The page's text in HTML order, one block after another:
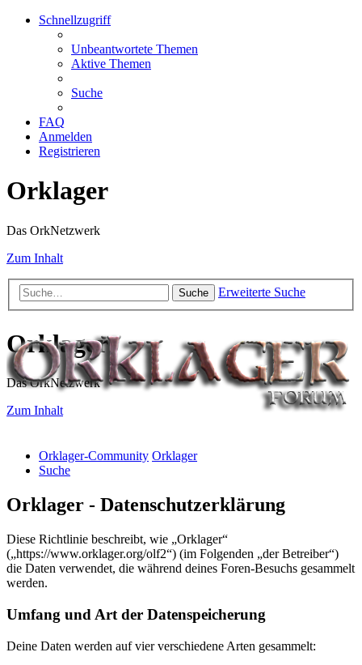
Schnellzugriff
Unbeantwortete Themen
Aktive Themen
Suche
FAQ
Anmelden
Registrieren
Orklager
Das OrkNetzwerk
Zum Inhalt
Suche Erweiterte Suche
Orklager
Das OrkNetzwerk
Zum Inhalt
Orklager-Community Orklager
Suche
Orklager - Datenschutzerklärung
Diese Richtlinie beschreibt, wie „Orklager“
(„https://www.orklager.org/olf2“) (im Folgenden „der Betreiber“)
die Daten verwendet, die während deines Foren-Besuchs gesammelt
werden.
Umfang und Art der Datenspeicherung
Deine Daten werden auf vier verschiedene Arten gesammelt: